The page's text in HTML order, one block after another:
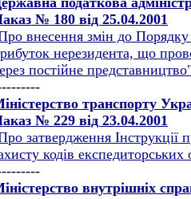
№ 180 від 25.04.2001
внесення змін до
нерезидента, що
постійне
транспорту
№ 229 від 23.04.2001
затвердження Інструкції
кодів експедиторських
внутрiшнiх